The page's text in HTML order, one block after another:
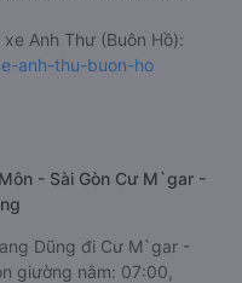
Anh Thư (Buôn Hồ):
anh-thu-buon-ho
- Sài Gòn Cư M`gar -
Dũng đi Cư M`gar -
giường nằm: 07:00,